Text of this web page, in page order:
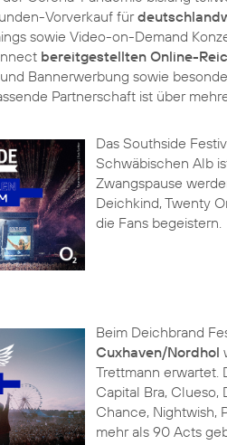
Vorverkauf für
sowie Video-on-Demand
bereitgestellten Online-
Bannerwerbung sowie
Partnerschaft ist über
Das Southside
Schwäbischen Alb
Zwangspause
Deichkind, Twenty
die Fans begeistern.
Beim Deichbrand
Cuxhaven/Nordhol
Trettmann erwartet.
Capital Bra,
Chance, Nightwish,
mehr als 90 Acts